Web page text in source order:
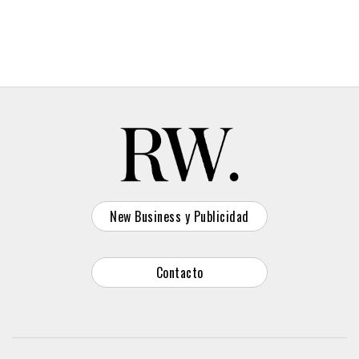
Ver esta publicación en Instagram
generan.
tensiones simultáneas. Por un lado, los problemas de
sueño se han consolidado como una preocupación
New Business y Publicidad
Contacto